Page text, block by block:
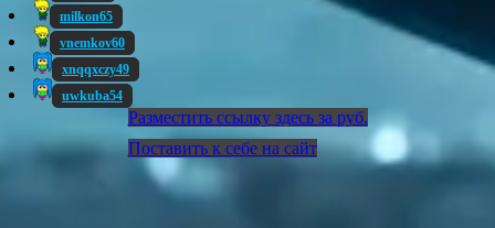
milkon65
vnemkov60
xnqqxczy49
uwkuba54
Разместить ссылку здесь за руб.
Поставить к себе на сайт